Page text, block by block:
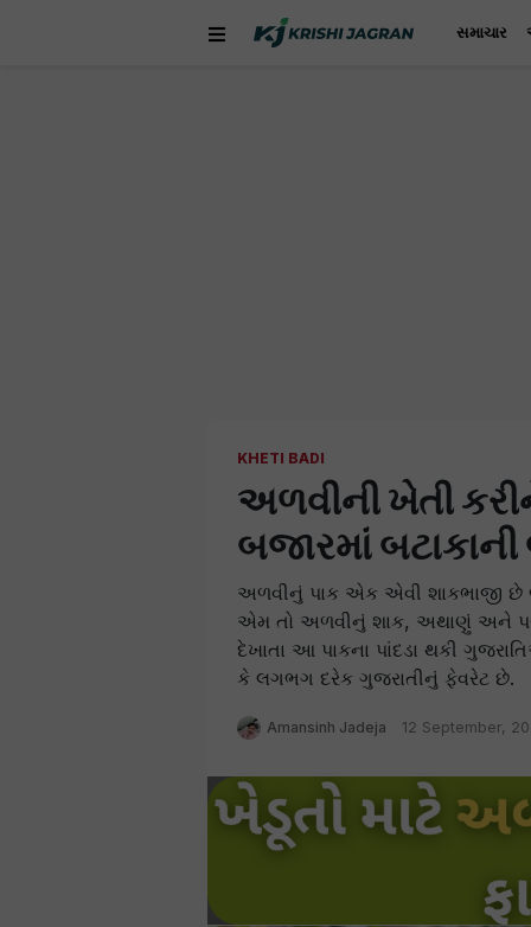
સમાચાર
KHETI BADI
અળવીની ખેતી
બજારમાં
અળવીનું પાક એક એવી શાકભાજી છે
એમ તો અળવીનું શાક, અથાણું અને
દેખાતા આ પાકના પાંદડા થકી
કે લગભગ દરેક ગુજરાતીનું ફેવરેટ છે.
Amansinh Jadeja 12 September,